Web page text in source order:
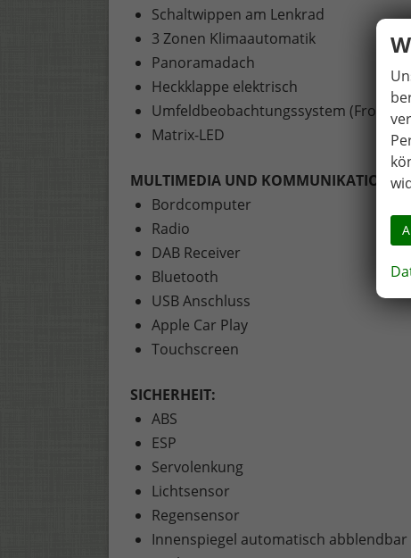
Schaltwippen am Lenkrad
3 Zonen Klimaautomatik
Panoramadach
Heckklappe elektrisch
Umfeldbeobachtungssystem (Front
Matrix-LED
MULTIMEDIA UND KOMMUNIKATION:
Bordcomputer
Radio
DAB Receiver
Bluetooth
USB Anschluss
Apple Car Play
Touchscreen
SICHERHEIT:
ABS
ESP
Servolenkung
Lichtsensor
Regensensor
Innenspiegel automatisch abblendbar